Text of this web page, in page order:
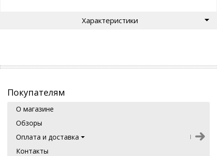
Характеристики
Покупателям
О магазине
Обзоры
Оплата и доставка
Контакты